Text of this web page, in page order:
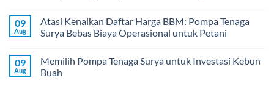
09
Aug
Atasi Kenaikan Daftar Harga BBM: Pompa Tenaga
Surya Bebas Biaya Operasional untuk Petani
09
Aug
Memilih Pompa Tenaga Surya untuk Investasi Kebun
Buah